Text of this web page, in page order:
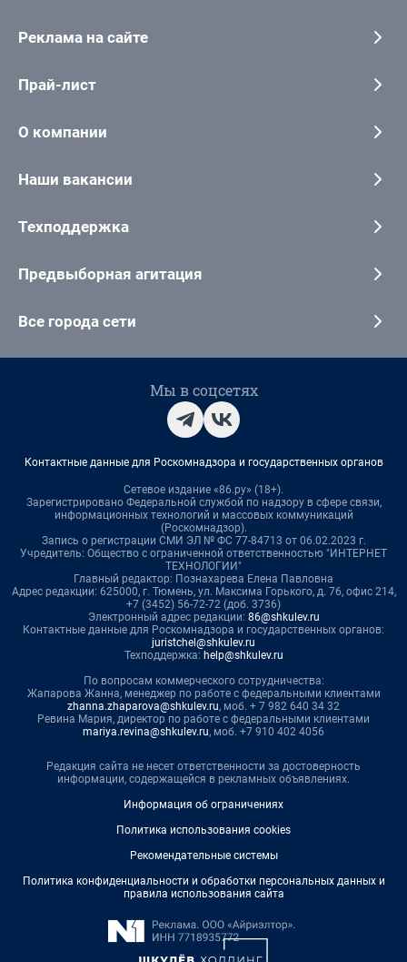
Реклама на сайте
Прай-лист
О компании
Наши вакансии
Техподдержка
Предвыборная агитация
Все города сети
Мы в соцсетях
Контактные данные для Роскомнадзора и государственных органов
Сетевое издание «86.ру» (18+).
Зарегистрировано Федеральной службой по надзору в сфере связи,
информационных технологий и массовых коммуникаций
(Роскомнадзор).
Запись о регистрации СМИ ЭЛ № ФС 77-84713 от 06.02.2023 г.
Учредитель: Общество с ограниченной ответственностью "ИНТЕРНЕТ
ТЕХНОЛОГИИ"
Главный редактор: Познахарева Елена Павловна
Адрес редакции: 625000, г. Тюмень, ул. Максима Горького, д. 76, офис 214,
+7 (3452) 56-72-72 (доб. 3736)
Электронный адрес редакции: 86@shkulev.ru
Контактные данные для Роскомнадзора и государственных органов:
juristchel@shkulev.ru
Техподдержка: help@shkulev.ru
По вопросам коммерческого сотрудничества:
Жапарова Жанна, менеджер по работе с федеральными клиентами
zhanna.zhaparova@shkulev.ru, моб. + 7 982 640 34 32
Ревина Мария, директор по работе с федеральными клиентами
mariya.revina@shkulev.ru, моб. +7 910 402 4056
Редакция сайта не несет ответственности за достоверность
информации, содержащейся в рекламных объявлениях.
Информация об ограничениях
Политика использования cookies
Рекомендательные системы
Политика конфиденциальности и обработки персональных данных и
правила использования сайта